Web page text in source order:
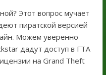
Этот вопрос мучает
пиратской версией
Можем уверенно
дадут доступ в ГТА
на Grand Theft